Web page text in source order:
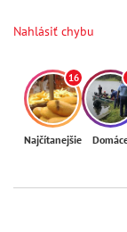
Nahlásiť chybu
16
Najčítanejšie